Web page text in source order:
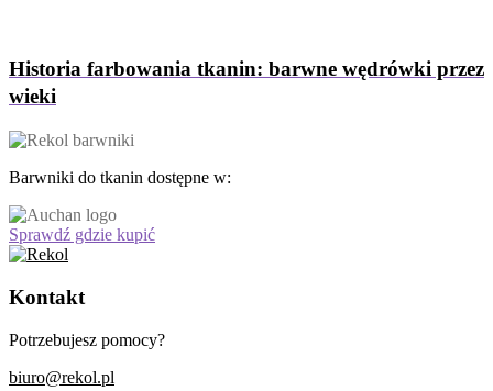
Historia farbowania tkanin: barwne wędrówki przez
wieki
Barwniki do tkanin dostępne w:
Sprawdź gdzie kupić
Kontakt
Potrzebujesz pomocy?
biuro@rekol.pl